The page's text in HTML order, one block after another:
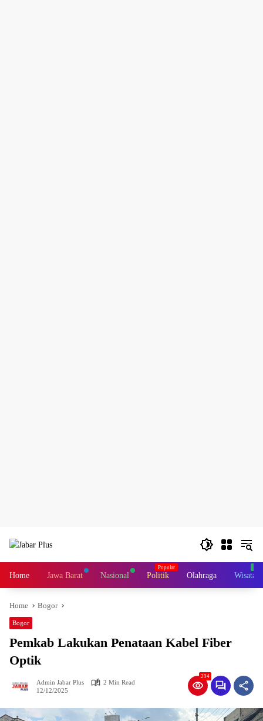
Home Jawa Barat Nasional Politik Olahraga Wisata
Home Bogor
Bogor
Pemkab Lakukan Penataan Kabel Fiber
Optik
Admin Jabar Plus
2 Min Read
12/12/2025
294